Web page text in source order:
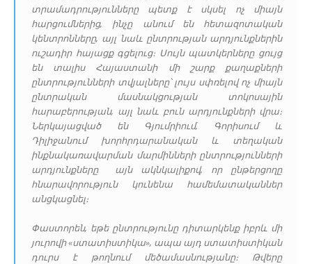
տրամադրությունները պետք է սկսել ոչ միայն
հարցումներից, ինչը անում են հետազոտական
կենտրոնները, այլ նաև ընտրության արդյունքներին
ուշադիր հայացք գցելուց։ Սույն պատկերները ցույց
են տալիս Հայաստանի մի շարք քաղաքների
ընտրությունների տվյալները՝ լույս սփռելով ոչ միայն
ընտրական մասնակցության տոկոսային
հարաբերության, այլ նաև բուն արդյունքների վրա։
Ներկայացված են Գյումրիում, Գորիսում և
Դիլիջանում խորհրդարանական և տեղական
ինքնակառավարման մարմինների ընտրությունների
արդյունքները այն ակնկալիքով, որ ընթերցողը
հնարավորություն կունենա համեմատականներ
անցկացնել։
Փաստորեն, եթե ընտրությունը դիտարկենք իբրև մի
յուրովի «ստատիստիկա», ապա այդ ստատիստիկան
դուրս է թողնում մեծամասնությանը։ Թվերը